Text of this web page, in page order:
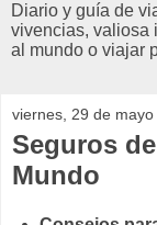
Diario y guía de
vivencias, valiosa
al mundo o viajar
viernes, 29 de
Seguros
Mundo